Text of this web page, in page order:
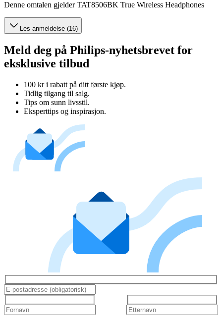
Denne omtalen gjelder TAT8506BK True Wireless Headphones
Les anmeldelse (16)
Meld deg på Philips-nyhetsbrevet for
eksklusive tilbud
100 kr i rabatt på ditt første kjøp.
Tidlig tilgang til salg.
Tips om sunn livsstil.
Eksperttips og inspirasjon.